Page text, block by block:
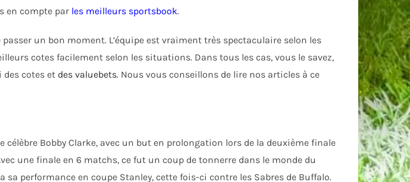
en compte par les meilleurs sportsbook.
un bon moment. L’équipe est vraiment très spectaculaire selon les
cotes facilement selon les situations. Dans tous les cas, vous le savez,
cotes et des valuebets. Nous vous conseillons de lire nos articles à ce
célèbre Bobby Clarke, avec un but en prolongation lors de la deuxième finale
une finale en 6 matchs, ce fut un coup de tonnerre dans le monde du
sa performance en coupe Stanley, cette fois-ci contre les Sabres de Buffalo.